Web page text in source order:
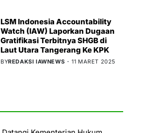
LSM Indonesia Accountability
Watch (IAW) Laporkan Dugaan
Gratifikasi Terbitnya SHGB di
Laut Utara Tangerang Ke KPK
BYREDAKSI IAWNEWS 11 MARET 2025